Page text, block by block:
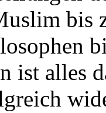
bis
ist alles